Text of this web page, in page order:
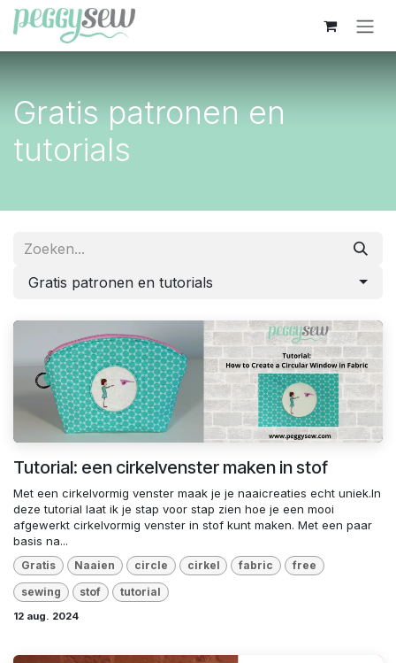
Overslaan naar inhoud
Gratis patronen en
tutorials
Gratis patronen en tutorials
Tutorial: een cirkelvenster maken in stof
Met een cirkelvormig venster maak je je naaicreaties echt uniek.In
deze tutorial laat ik je stap voor stap zien hoe je een mooi
afgewerkt cirkelvormig venster in stof kunt maken. Met een paar
basis na...
Gratis Naaien circle cirkel fabric free
sewing stof tutorial
12 aug. 2024